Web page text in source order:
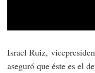
Israel Ruiz,
aseguró que éste es el